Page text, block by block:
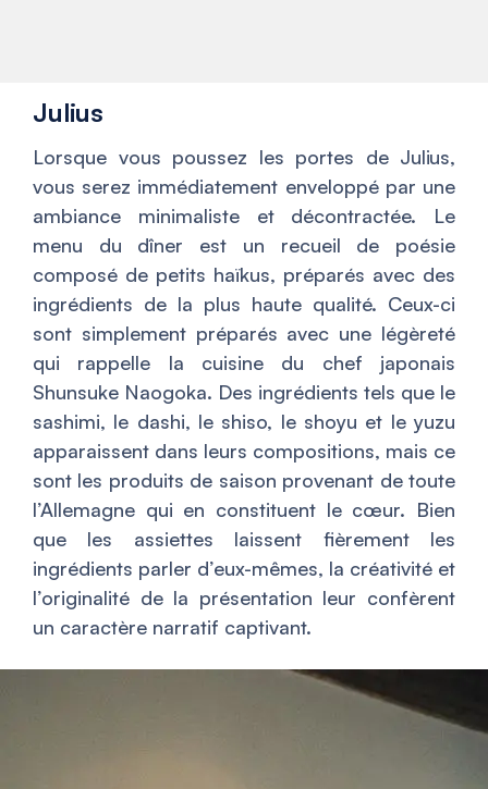
Julius
Lorsque vous poussez les portes de Julius,
vous serez immédiatement enveloppé par une
ambiance minimaliste et décontractée. Le
menu du dîner est un recueil de poésie
composé de petits haïkus, préparés avec des
ingrédients de la plus haute qualité. Ceux-ci
sont simplement préparés avec une légèreté
qui rappelle la cuisine du chef japonais
Shunsuke Naogoka. Des ingrédients tels que le
sashimi, le dashi, le shiso, le shoyu et le yuzu
apparaissent dans leurs compositions, mais ce
sont les produits de saison provenant de toute
l’Allemagne qui en constituent le cœur. Bien
que les assiettes laissent fièrement les
ingrédients parler d’eux-mêmes, la créativité et
l’originalité de la présentation leur confèrent
un caractère narratif captivant.